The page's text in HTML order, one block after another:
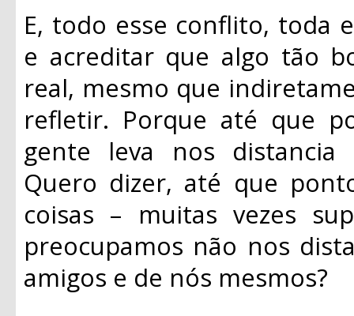
E, todo esse conflito, toda
e acreditar que algo tão
real, mesmo que
refletir. Porque até que
gente leva nos
Quero dizer, até que
coisas – muitas vezes
preocupamos não nos
amigos e de nós mesmos?